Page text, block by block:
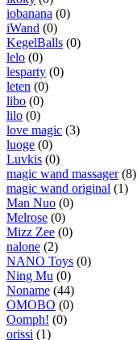
iobanana (0)
iWand (0)
KegelBalls (0)
lelo (0)
lesparty (0)
leten (0)
libo (0)
lilo (0)
love magic (3)
luoge (0)
Luvkis (0)
magic wand massager(8)
magic wand original (1)
Man Nuo (0)
Melrose (0)
Mizz Zee (0)
nalone (2)
NANO Toys (0)
Ning Mu (0)
Noname (44)
OMOBO (0)
Oomph! (0)
orissi (1)